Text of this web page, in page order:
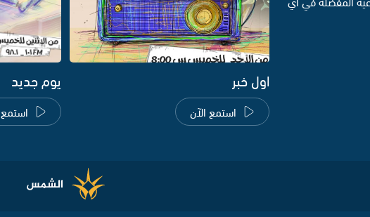
اول خبر
استمع الآن
يوم جديد